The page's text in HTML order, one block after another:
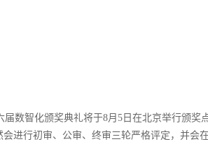
届数智化颁奖典礼将于8月5日在北京举行颁
进行初审、公审、终审三轮严格评定，并会